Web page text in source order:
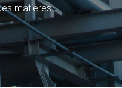
matières